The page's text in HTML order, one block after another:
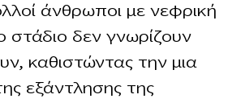
άνθρωποι με νεφρική
δεν γνωρίζουν
καθιστώντας την μια
εξάντλησης της